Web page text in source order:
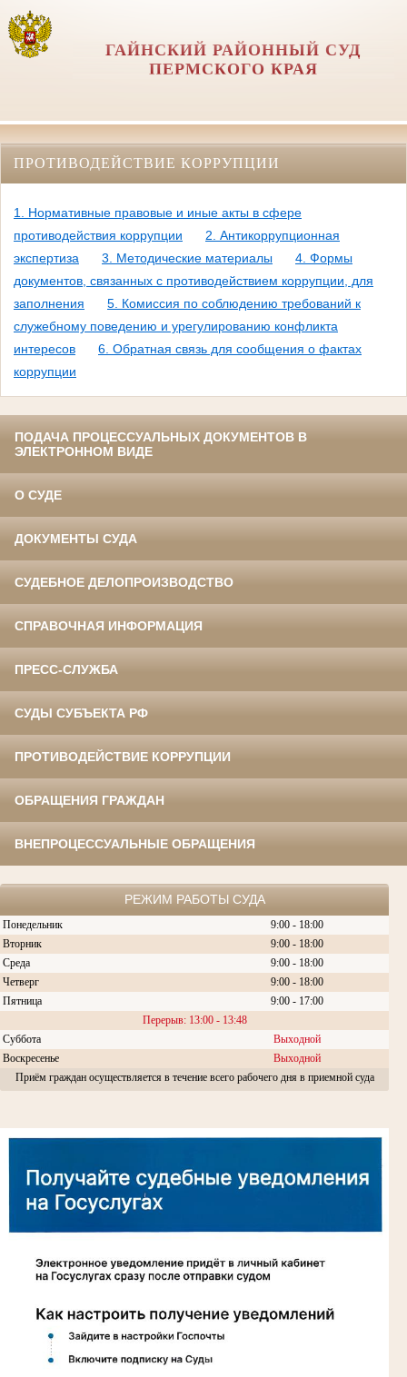
ГАЙНСКИЙ РАЙОННЫЙ СУД
ПЕРМСКОГО КРАЯ
ПРОТИВОДЕЙСТВИЕ КОРРУПЦИИ
1. Нормативные правовые и иные акты в сфере
противодействия коррупции
2. Антикоррупционная
экспертиза
3. Методические материалы
4. Формы
документов, связанных с противодействием коррупции, для
заполнения
5. Комиссия по соблюдению требований к
служебному поведению и урегулированию конфликта
интересов
6. Обратная связь для сообщения о фактах
коррупции
ПОДАЧА ПРОЦЕССУАЛЬНЫХ ДОКУМЕНТОВ В
ЭЛЕКТРОННОМ ВИДЕ
О СУДЕ
ДОКУМЕНТЫ СУДА
СУДЕБНОЕ ДЕЛОПРОИЗВОДСТВО
СПРАВОЧНАЯ ИНФОРМАЦИЯ
ПРЕСС-СЛУЖБА
СУДЫ СУБЪЕКТА РФ
ПРОТИВОДЕЙСТВИЕ КОРРУПЦИИ
ОБРАЩЕНИЯ ГРАЖДАН
ВНЕПРОЦЕССУАЛЬНЫЕ ОБРАЩЕНИЯ
РЕЖИМ РАБОТЫ СУДА
Понедельник
9:00 - 18:00
Вторник
9:00 - 18:00
Среда
9:00 - 18:00
Четверг
9:00 - 18:00
Пятница
9:00 - 17:00
Перерыв: 13:00 - 13:48
Суббота
Выходной
Воскресенье
Выходной
Приём граждан осуществляется в течение всего рабочего дня в приемной суда